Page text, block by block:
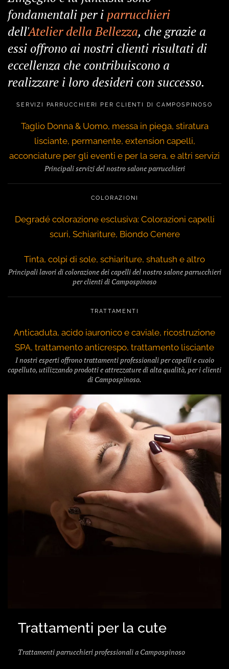
fondamentali per i parrucchieri
dell'Atelier della Bellezza, che grazie a
essi offrono ai nostri clienti risultati di
eccellenza che contribuiscono a
realizzare i loro desideri con successo.
SERVIZI PARRUCCHIERI PER CLIENTI DI CAMPOSPINOSO
Taglio Donna & Uomo, messa in piega, stiratura
lisciante, permanente, extension capelli,
acconciature per gli eventi e per la sera, e altri servizi
Principali servizi del nostro salone parrucchieri
COLORAZIONI
Degradé colorazione esclusiva: Colorazioni capelli
scuri, Schiariture, Biondo Cenere
Tinta, colpi di sole, schiariture, shatush e altro
Principali lavori di colorazione dei capelli del nostro salone parrucchieri
per clienti di Campospinoso
TRATTAMENTI
Anticaduta, acido iauronico e caviale, ricostruzione
SPA, trattamento anticrespo, trattamento lisciante
I nostri esperti offrono trattamenti professionali per capelli e cuoio
capelluto, utilizzando prodotti e attrezzature di alta qualità, per i clienti
di Campospinoso.
Trattamenti per la cute
Trattamenti parrucchieri professionali a Campospinoso